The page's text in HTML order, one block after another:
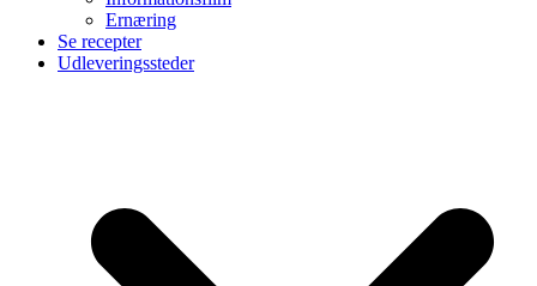
Ernæring
Se recepter
Udleveringssteder